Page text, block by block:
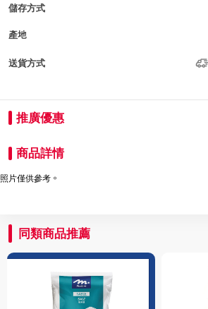
儲存方式
產地
送貨方式
推廣優惠
商品詳情
照片僅供參考。
同類商品推薦